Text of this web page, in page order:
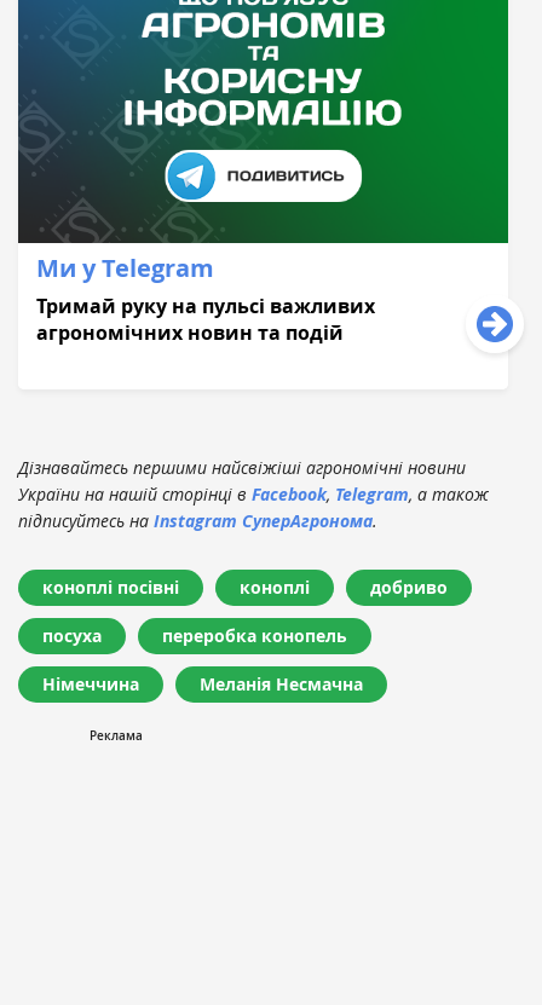
Ми у Telegram
Тримай руку на пульсі важливих
агрономічних новин та подій
Дізнавайтесь першими найсвіжіші агрономічні новини
України на нашій сторінці в Facebook, Telegram, а також
підписуйтесь на Instagram СуперАгронома.
коноплі посівні коноплі добриво
посуха переробка конопель
Німеччина Меланія Несмачна